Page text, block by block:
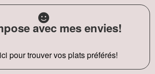
avec mes envies!
pour trouver vos plats préférés!